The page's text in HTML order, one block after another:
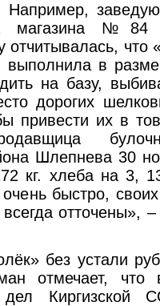
магазина №84
отчитывалась, что
в
на базу,
дорогих
привести их в
Шлепнева 30
кг. хлеба на 3,
быстро, своих
отточены», –
без устали
отмечает, что
дел Киргизской